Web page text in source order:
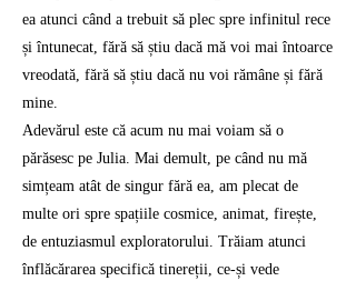
ea atunci când a trebuit să plec spre infinitul rece
și întunecat, fără să știu dacă mă voi mai întoarce
vreodată, fără să știu dacă nu voi rămâne și fără
mine.
Adevărul este că acum nu mai voiam să o
părăsesc pe Julia. Mai demult, pe când nu mă
simțeam atât de singur fără ea, am plecat de
multe ori spre spațiile cosmice, animat, firește,
de entuziasmul exploratorului. Trăiam atunci
înflăcărarea specifică tinereții, ce-și vede